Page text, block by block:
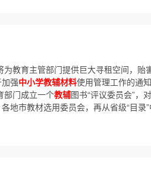
为教育主管部门提供巨大寻租空间，
强中小学教辅材料使用管理工作的通
部门成立一个教辅图书“评议委员会”，
各地市教材选用委员会，再从省级“目录